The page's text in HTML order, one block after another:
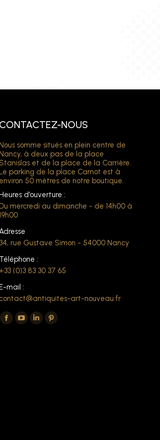
CONTACTEZ-NOUS
Nous somme situés en plein centre de
Nancy, à deux pas de la place
Stanislas et de la place de la Carrière.
Le parking de la place Carnot est à
environ 50 mètres de notre boutique.
d'ouverture :
Du mercredi au dimanche - de 14h00 à
19h00
34, rue Gustave Simon - 54000 Nancy
Téléphone :
+33 (0)3 83 30 37 65
mail :
contact@antiquites-art-nouveau.fr
Trouvez nous sur :
La
La
La
La